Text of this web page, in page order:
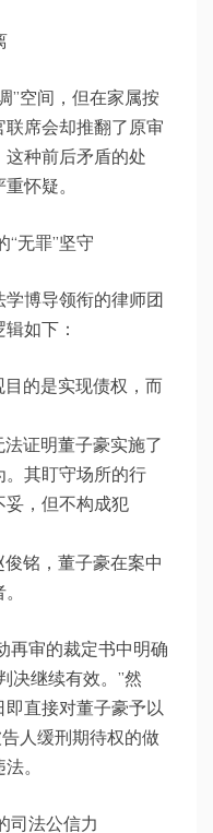
”空间，但在家属按
席会却推翻了原审
种前后矛盾的处
怀疑。
“无罪”坚守
博导领衔的律师团
如下：
的是实现债权，而
证明董子豪实施了
其盯守场所的行
妥，但不构成犯
铭，董子豪在案中
再审的裁定书中明确
决继续有效。”然
直接对董子豪予以
人缓刑期待权的做
。
司法公信力